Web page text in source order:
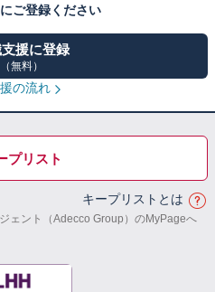
ご登録ください
援に登録
（無料）
の流れ
プリスト
キープリストとは
ェント（Adecco Group）のMyPageへ